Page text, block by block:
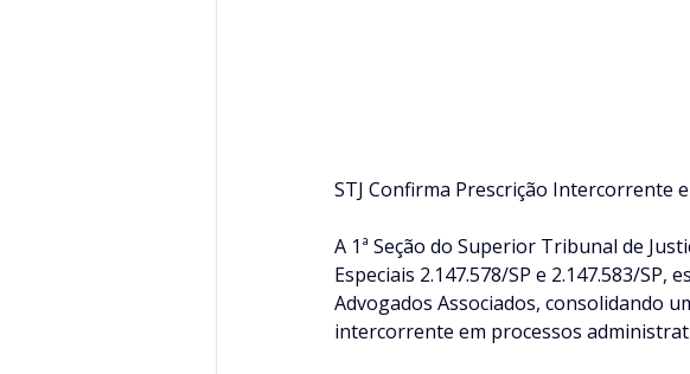
STJ Confirma Prescrição Intercorrente
A 1ª Seção do Superior Tribunal de
Especiais 2.147.578/SP e 2.147.583/
Advogados Associados, consolidando
intercorrente em processos